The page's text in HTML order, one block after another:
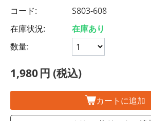
コード:
S803-608
在庫状況:
在庫あり
数量:
1,980円 (税込)
カートに追加